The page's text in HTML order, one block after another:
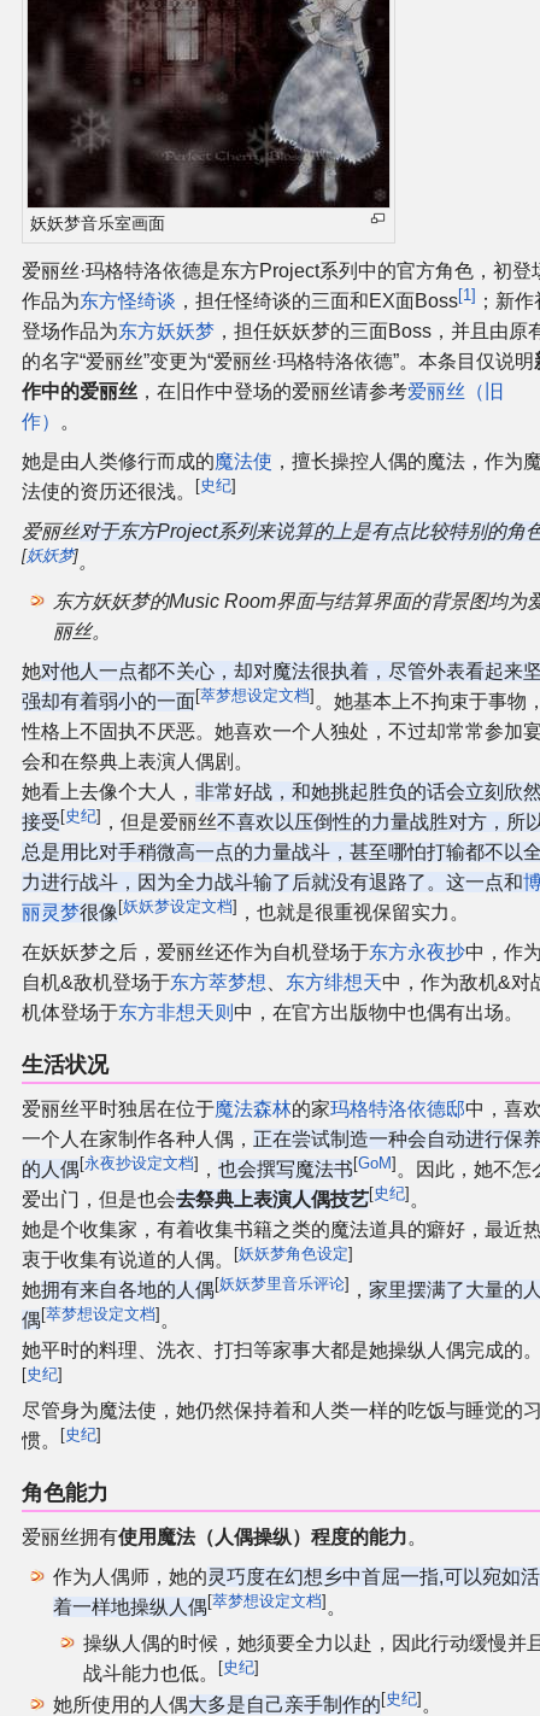
妖妖梦音乐室画面
爱丽丝·玛格特洛依德是东方Project系列中的官方角色，初登
作品为东方怪绮谈 ，担任怪绮谈的三面和EX面Boss 1
；新作
登场作品为东方妖妖梦 ，担任妖妖梦的三面Boss，并且由原
的名字“爱丽丝”变更为“爱丽丝·玛格特洛依德”。本条目仅说明
作中的爱丽丝 ，在旧作中登场的爱丽丝请参考爱丽丝（旧
作）
。
她是由人类修行而成的魔法使 ，擅长操控人偶的魔法，作为
法使的资历还很浅。
[史纪]
爱丽丝对于东方Project系列来说算的上是有点比较特别的角
[妖妖梦]。
东方妖妖梦的Music Room界面与结算界面的背景图均为
丽丝。
她对他人一点都不关心，却对魔法很执着，尽管外表看起来
强却有着弱小的一面[萃梦想设定文档] 。她基本上不拘束于事物
性格上不固执不厌恶。她喜欢一个人独处，不过却常常参加
会和在祭典上表演人偶剧。
她看上去像个大人， 非常好战，和她挑起胜负的话会立刻欣
接受[史纪] ，但是爱丽丝不喜欢以压倒性的力量战胜对方，所
总是用比对手稍微高一点的力量战斗，甚至哪怕打输都不以
力进行战斗，因为全力战斗输了后就没有退路了。这一点和
丽灵梦很像[妖妖梦设定文档] ，也就是很重视保留实力。
在妖妖梦之后，爱丽丝还作为自机登场于东方永夜抄中，作
自机&敌机登场于东方萃梦想 东方绯想天中，作为敌机&对
机体登场于东方非想天则 中，在官方出版物中也偶有出场。
生活状况
爱丽丝平时独居在位于魔法森林的家玛格特洛依德邸中，喜
一个人在家制作各种人偶， 正在尝试制造一种会自动进行保
的人偶[永夜抄设定文档] ， 也会撰写魔法书[GoM] 。因此，她不怎
爱出门，但是也会去祭典上表演人偶技艺[史纪] 。
她是个收集家，有着收集书籍之类的魔法道具的癖好，最近
衷于收集有说道的人偶。
[妖妖梦角色设定]
她拥有来自各地的人偶[妖妖梦里音乐评论] ， 家里摆满了大量的
偶[萃梦想设定文档] 。
她平时的料理、洗衣、打扫等家事大都是她操纵人偶完成的
[史纪]
尽管身为魔法使，她仍然保持着和人类一样的吃饭与睡觉的
惯。
[史纪]
角色能力
爱丽丝拥有使用魔法（人偶操纵）程度的能力。
作为人偶师，她的灵巧度在幻想乡中首屈一指,可以宛如活
着一样地操纵人偶[萃梦想设定文档] 。
操纵人偶的时候，她须要全力以赴，因此行动缓慢并
战斗能力也低。
[史纪]
她所使用的人偶大多是自己亲手制作的 [史纪] 。